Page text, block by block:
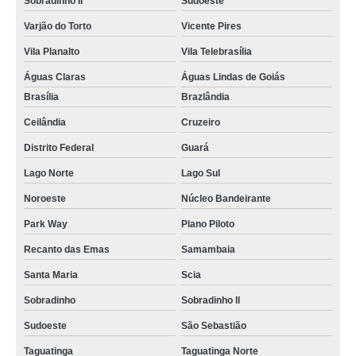
letra caixa fachada orçamento Brasília
preço de letra tipo caixa Asa Norte
fornecedor de letra caixa em pvc Brasília
letra caixa fachada Núcleo Bandeirante
letra de caixa Asa Sul
preço de letra caixa com iluminação interna Lago Norte
letras caixas iluminadas Candangolândia
letras caixas Lago Sul
fornecedor de letra caixa em pvc Ceilândia
fornecedor de letra de caixa Lago Sul
Varjão do Torto Vicente Pires
Vila Planalto Vila Telebrasília
Águas Claras
Águas Lindas de Goiás
Brasília
Brazlândia
Ceilândia Cruzeiro
Distrito Federal Guará
Lago Norte Lago Sul
Noroeste Núcleo Bandeirante
Park Way Plano Piloto
Recanto das Emas Samambaia
Santa Maria Scia
Sobradinho Sobradinho ll
Sudoeste São Sebastião
Taguatinga Taguatinga Norte